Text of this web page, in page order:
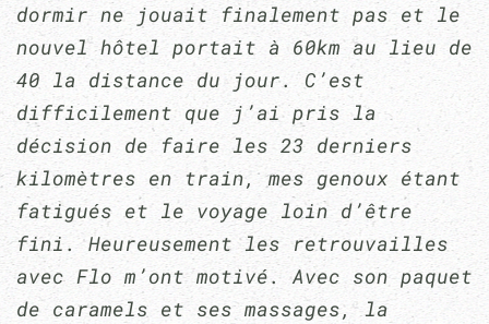
dormir ne jouait finalement pas et le
nouvel hôtel portait à 60km au lieu de
40 la distance du jour. C’est
difficilement que j’ai pris la
décision de faire les 23 derniers
kilomètres en train, mes genoux étant
fatigués et le voyage loin d’être
fini. Heureusement les retrouvailles
avec Flo m’ont motivé. Avec son paquet
de caramels et ses massages, la